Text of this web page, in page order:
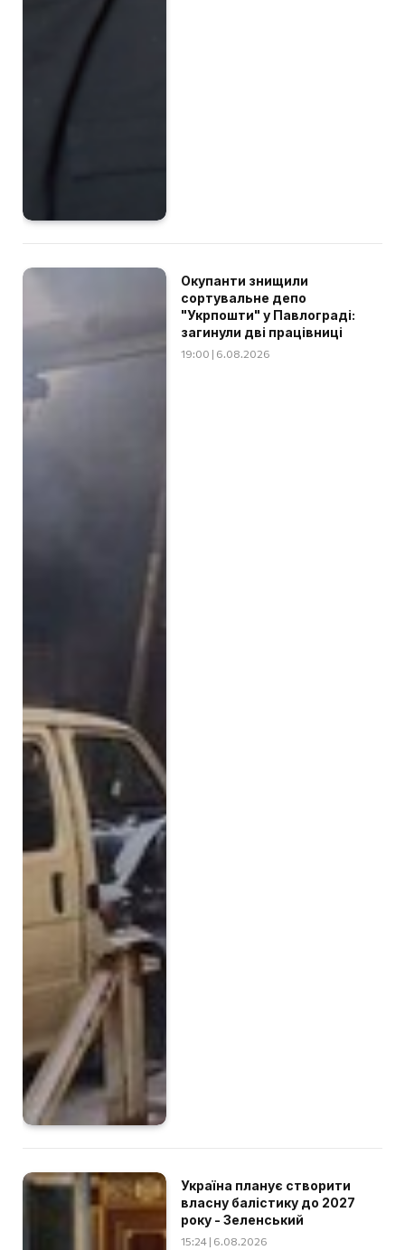
Окупанти знищили
сортувальне депо
"Укрпошти" у Павлограді:
загинули дві працівниці
19:00 | 6.08.2026
Україна планує створити
власну балістику до 2027
року - Зеленський
15:24 | 6.08.2026